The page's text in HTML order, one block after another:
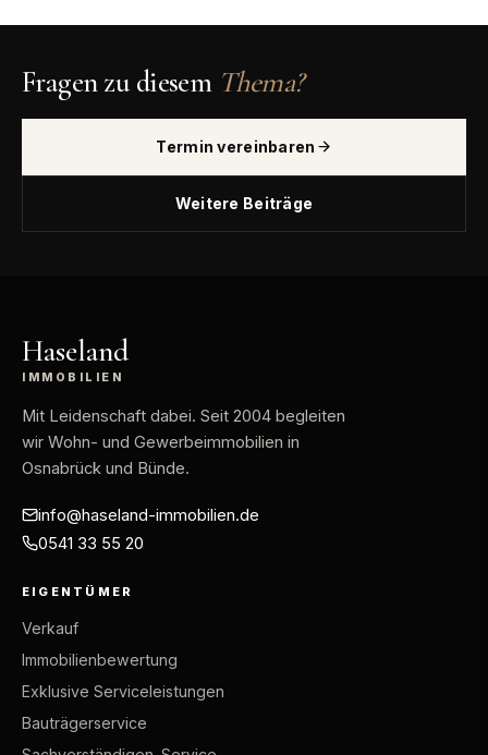
Fragen zu diesem Thema?
Termin vereinbaren
Weitere Beiträge
Haseland
IMMOBILIEN
Mit Leidenschaft dabei. Seit 2004 begleiten
wir Wohn- und Gewerbeimmobilien in
Osnabrück und Bünde.
info@haseland-immobilien.de
0541 33 55 20
EIGENTÜMER
Verkauf
Immobilienbewertung
Exklusive Serviceleistungen
Bauträgerservice